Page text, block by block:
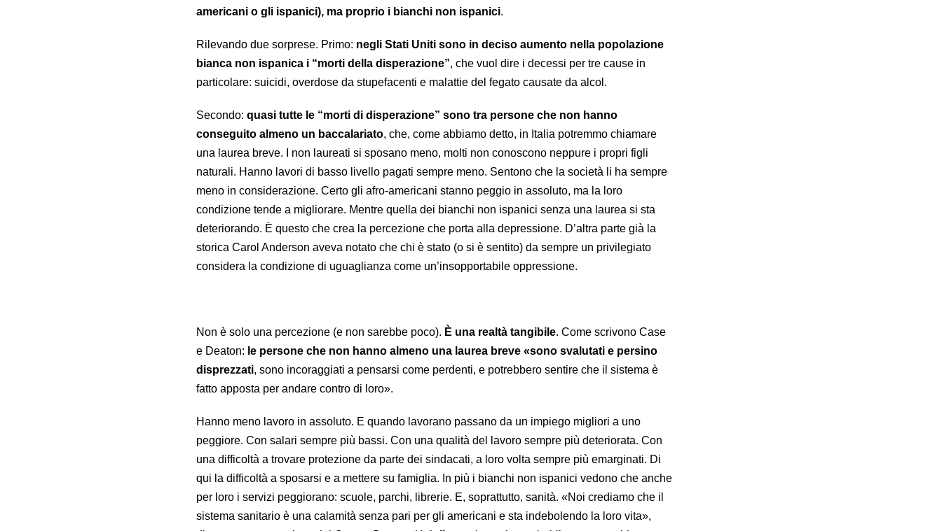
americani o gli ispanici), ma proprio i bianchi non ispanici.
Rilevando due sorprese. Primo: negli Stati Uniti sono in deciso aumento nella popolazione
bianca non ispanica i “morti della disperazione”, che vuol dire i decessi per tre cause in
particolare: suicidi, overdose da stupefacenti e malattie del fegato causate da alcol.
Secondo: quasi tutte le “morti di disperazione” sono tra persone che non hanno
conseguito almeno un baccalariato, che, come abbiamo detto, in Italia potremmo chiamare
una laurea breve. I non laureati si sposano meno, molti non conoscono neppure i propri figli
naturali. Hanno lavori di basso livello pagati sempre meno. Sentono che la società li ha sempre
meno in considerazione. Certo gli afro-americani stanno peggio in assoluto, ma la loro
condizione tende a migliorare. Mentre quella dei bianchi non ispanici senza una laurea si sta
deteriorando. È questo che crea la percezione che porta alla depressione. D’altra parte già la
storica Carol Anderson aveva notato che chi è stato (o si è sentito) da sempre un privilegiato
considera la condizione di uguaglianza come un’insopportabile oppressione.
Non è solo una percezione (e non sarebbe poco). È una realtà tangibile. Come scrivono Case
e Deaton: le persone che non hanno almeno una laurea breve «sono svalutati e persino
disprezzati, sono incoraggiati a pensarsi come perdenti, e potrebbero sentire che il sistema è
fatto apposta per andare contro di loro».
Hanno meno lavoro in assoluto. E quando lavorano passano da un impiego migliori a uno
peggiore. Con salari sempre più bassi. Con una qualità del lavoro sempre più deteriorata. Con
una difficoltà a trovare protezione da parte dei sindacati, a loro volta sempre più emarginati. Di
qui la difficoltà a sposarsi e a mettere su famiglia. In più i bianchi non ispanici vedono che anche
per loro i servizi peggiorano: scuole, parchi, librerie. E, soprattutto, sanità. «Noi crediamo che il
sistema sanitario è una calamità senza pari per gli americani e sta indebolendo la loro vita»,